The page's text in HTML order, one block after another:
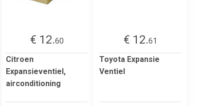
€ 12.60
Citroen
Expansieventiel,
airconditioning
€ 12.61
Toyota Expansie
Ventiel